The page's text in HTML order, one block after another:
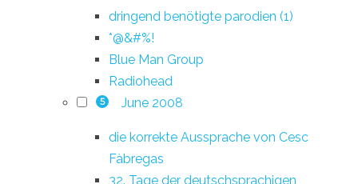
dringend benötigte parodien (1)
*@&#%!
Blue Man Group
Radiohead
5 June 2008
die korrekte Aussprache von Cesc
Fàbregas
32. Tage der deutschsprachigen